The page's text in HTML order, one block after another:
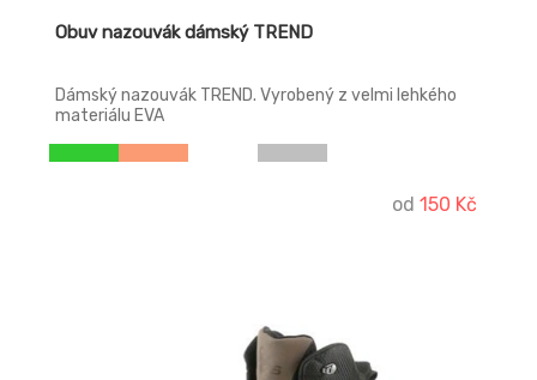
Obuv nazouvák dámský TREND
Dámský nazouvák TREND. Vyrobený z velmi lehkého
materiálu EVA
od 150 Kč